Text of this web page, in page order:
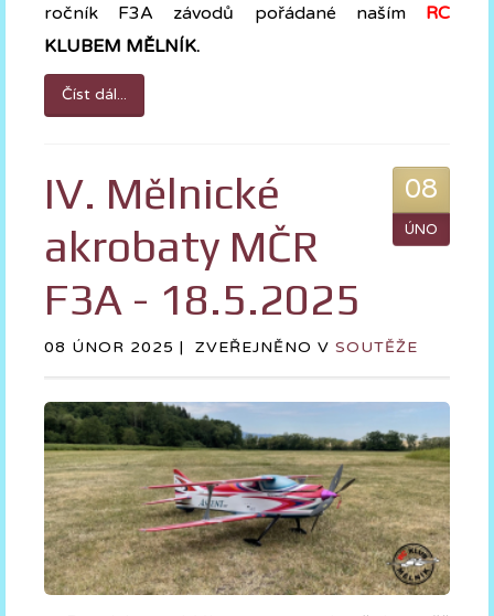
ročník F3A závodů pořádané naším RC
KLUBEM MĚLNÍK.
Číst dál...
08
ÚNO
IV. Mělnické
akrobaty MČR
F3A - 18.5.2025
08 ÚNOR 2025 | ZVEŘEJNĚNO V SOUTĚŽE